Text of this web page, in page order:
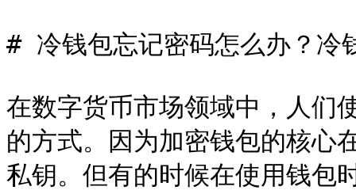
# 冷钱包忘记密码怎么办？冷
在数字货币市场领域中，人们
的方式。因为加密钱包的核心
私钥。但有的时候在使用钱包